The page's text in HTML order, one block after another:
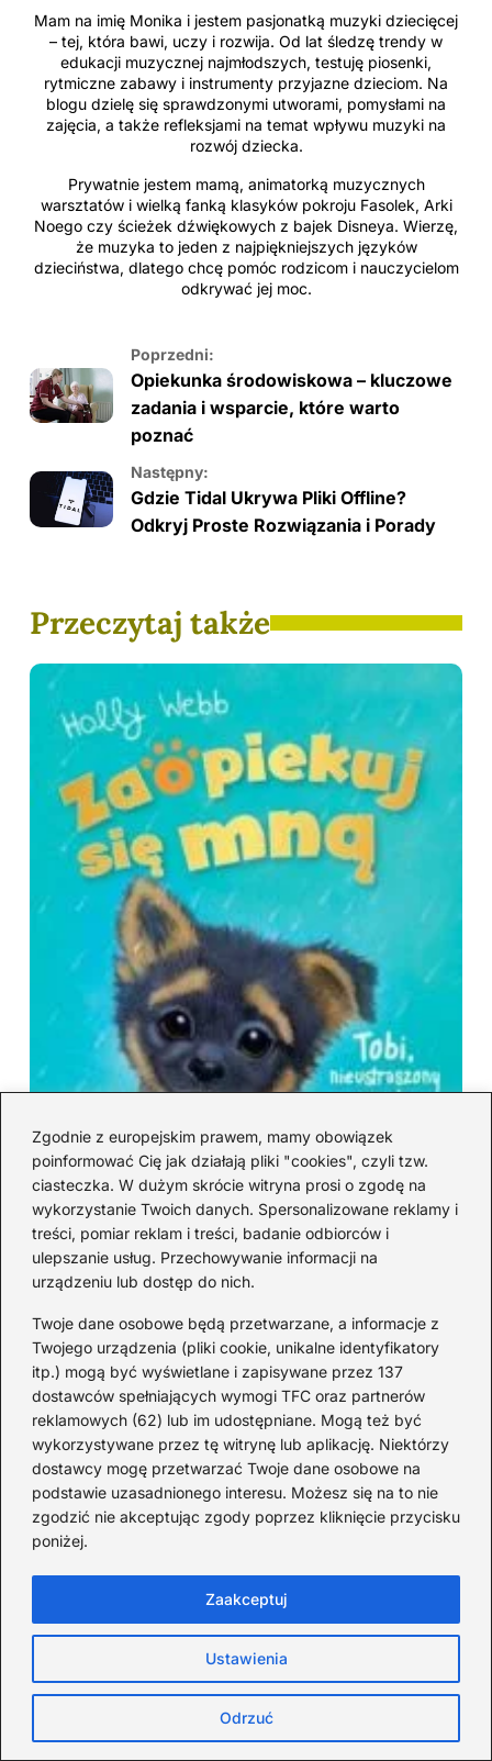
Zgodnie z europejskim prawem, mamy obowiązek
poinformować Cię jak działają pliki "cookies", czyli tzw.
ciasteczka. W dużym skrócie witryna prosi o zgodę na
wykorzystanie Twoich danych. Spersonalizowane reklamy i
treści, pomiar reklam i treści, badanie odbiorców i
ulepszanie usług. Przechowywanie informacji na
urządzeniu lub dostęp do nich.
Twoje dane osobowe będą przetwarzane, a informacje z
Twojego urządzenia (pliki cookie, unikalne identyfikatory
itp.) mogą być wyświetlane i zapisywane przez 137
dostawców spełniających wymogi TFC oraz partnerów
reklamowych (62) lub im udostępniane. Mogą też być
wykorzystywane przez tę witrynę lub aplikację. Niektórzy
dostawcy mogę przetwarzać Twoje dane osobowe na
podstawie uzasadnionego interesu. Możesz się na to nie
zgodzić nie akceptując zgody poprzez kliknięcie przycisku
poniżej.
Ustawienia
Odrzuć
Zaakceptuj
Mam na imię Monika i jestem pasjonatką muzyki dziecięcej
– tej, która bawi, uczy i rozwija. Od lat śledzę trendy w
edukacji muzycznej najmłodszych, testuję piosenki,
rytmiczne zabawy i instrumenty przyjazne dzieciom. Na
blogu dzielę się sprawdzonymi utworami, pomysłami na
zajęcia, a także refleksjami na temat wpływu muzyki na
rozwój dziecka.
Prywatnie jestem mamą, animatorką muzycznych
warsztatów i wielką fanką klasyków pokroju Fasolek, Arki
Noego czy ścieżek dźwiękowych z bajek Disneya. Wierzę,
że muzyka to jeden z najpiękniejszych języków
dzieciństwa, dlatego chcę pomóc rodzicom i nauczycielom
odkrywać jej moc.
Poprzedni:
Opiekunka środowiskowa – kluczowe
zadania i wsparcie, które warto
poznać
Następny:
Gdzie Tidal Ukrywa Pliki Offline?
Odkryj Proste Rozwiązania i Porady
Przeczytaj także
Kto śpiewa „Zaopiekuj się mną”? IRA czy
Rezerwat — prawda o dwóch wersjach
2026-08-07